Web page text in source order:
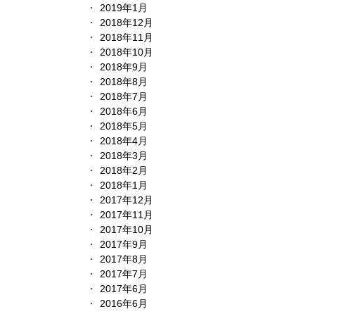
2019年1月
2018年12月
2018年11月
2018年10月
2018年9月
2018年8月
2018年7月
2018年6月
2018年5月
2018年4月
2018年3月
2018年2月
2018年1月
2017年12月
2017年11月
2017年10月
2017年9月
2017年8月
2017年7月
2017年6月
2016年6月